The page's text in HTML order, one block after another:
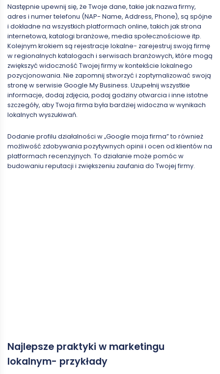
Następnie upewnij się, że Twoje dane, takie jak nazwa firmy,
adres i numer telefonu (NAP- Name, Address, Phone), są spójne
i dokładne na wszystkich platformach online, takich jak strona
internetowa, katalogi branżowe, media społecznościowe itp.
Kolejnym krokiem są rejestracje lokalne- zarejestruj swoją firmę
w regionalnych katalogach i serwisach branżowych, które mogą
zwiększyć widoczność Twojej firmy w kontekście lokalnego
pozycjonowania. Nie zapomnij stworzyć i zoptymalizować swoją
stronę w serwisie Google My Business. Uzupełnij wszystkie
informacje, dodaj zdjęcia, podaj godziny otwarcia i inne istotne
szczegóły, aby Twoja firma była bardziej widoczna w wynikach
lokalnych wyszukiwań.
Dodanie profilu działalności w „Google moja firma” to również
możliwość zdobywania pozytywnych opinii i ocen od klientów na
platformach recenzyjnych. To działanie może pomóc w
budowaniu reputacji i zwiększeniu zaufania do Twojej firmy.
Najlepsze praktyki w marketingu
lokalnym- przykłady